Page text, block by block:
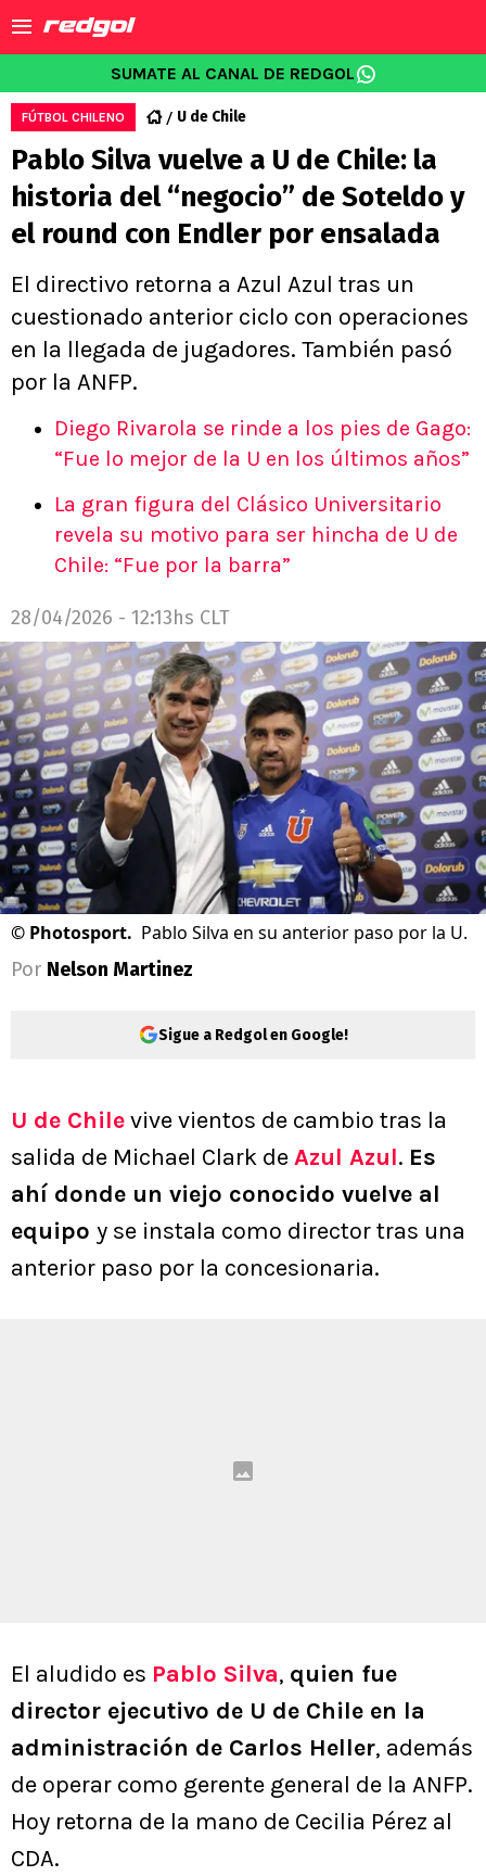
SUMATE AL CANAL DE REDGOL
FÚTBOL CHILENO U de Chile
Pablo Silva vuelve a U de Chile: la
historia del “negocio” de Soteldo y
el round con Endler por ensalada
El directivo retorna a Azul Azul tras un
cuestionado anterior ciclo con operaciones
en la llegada de jugadores. También pasó
por la ANFP.
Diego Rivarola se rinde a los pies de Gago:
“Fue lo mejor de la U en los últimos años”
La gran figura del Clásico Universitario
revela su motivo para ser hincha de U de
Chile: “Fue por la barra”
28/04/2026 - 12:13hs CLT
© Photosport. Pablo Silva en su anterior paso por la U.
Por Nelson Martinez
Sigue a Redgol en Google!
U de Chilevive vientos de cambio tras la
salida de Michael Clark deAzul Azul. Es
ahí donde un viejo conocido vuelve al
equipo y se instala como director tras una
anterior paso por la concesionaria.
El aludido es Pablo Silva, quien fue
director ejecutivo de U de Chile en la
administración de Carlos Heller, además
de operar como gerente general de la ANFP.
Hoy retorna de la mano de Cecilia Pérez al
CDA.